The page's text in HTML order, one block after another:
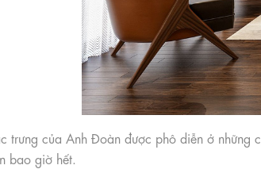
trưng của Anh Đoàn được phô diễn ở
bao giờ hết.